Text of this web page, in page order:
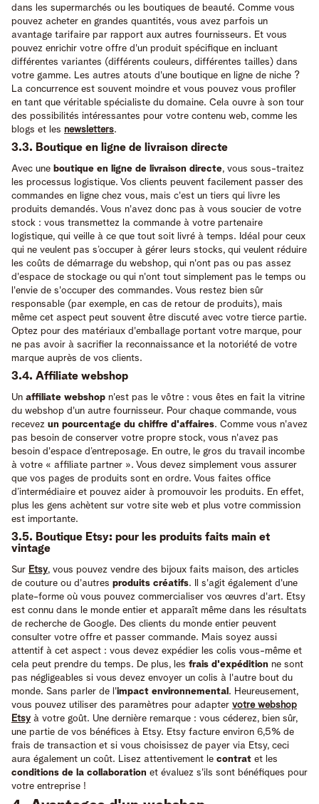
dans les supermarchés ou les boutiques de beauté. Comme vous
pouvez acheter en grandes quantités, vous avez parfois un
avantage tarifaire par rapport aux autres fournisseurs. Et vous
pouvez enrichir votre offre d'un produit spécifique en incluant
différentes variantes (différents couleurs, différentes tailles) dans
votre gamme. Les autres atouts d'une boutique en ligne de niche ?
La concurrence est souvent moindre et vous pouvez vous profiler
en tant que véritable spécialiste du domaine. Cela ouvre à son tour
des possibilités intéressantes pour votre contenu web, comme les
blogs et les newsletters.
3.3. Boutique en ligne de livraison directe
Avec une boutique en ligne de livraison directe, vous sous-traitez
les processus logistique. Vos clients peuvent facilement passer des
commandes en ligne chez vous, mais c'est un tiers qui livre les
produits demandés. Vous n'avez donc pas à vous soucier de votre
stock : vous transmettez la commande à votre partenaire
logistique, qui veille à ce que tout soit livré à temps. Idéal pour ceux
qui ne veulent pas s’occuper à gérer leurs stocks, qui veulent réduire
les coûts de démarrage du webshop, qui n'ont pas ou pas assez
d'espace de stockage ou qui n'ont tout simplement pas le temps ou
l'envie de s'occuper des commandes. Vous restez bien sûr
responsable (par exemple, en cas de retour de produits), mais
même cet aspect peut souvent être discuté avec votre tierce partie.
Optez pour des matériaux d'emballage portant votre marque, pour
ne pas avoir à sacrifier la reconnaissance et la notoriété de votre
marque auprès de vos clients.
3.4. Affiliate webshop
Un affiliate webshop n'est pas le vôtre : vous êtes en fait la vitrine
du webshop d'un autre fournisseur. Pour chaque commande, vous
recevez un pourcentage du chiffre d'affaires. Comme vous n'avez
pas besoin de conserver votre propre stock, vous n'avez pas
besoin d'espace d’entreposage. En outre, le gros du travail incombe
à votre « affiliate partner ». Vous devez simplement vous assurer
que vos pages de produits sont en ordre. Vous faites office
d’intermédiaire et pouvez aider à promouvoir les produits. En effet,
plus les gens achètent sur votre site web et plus votre commission
est importante.
3.5. Boutique Etsy: pour les produits faits main et
vintage
Sur Etsy, vous pouvez vendre des bijoux faits maison, des articles
de couture ou d'autres produits créatifs. Il s'agit également d'une
plate-forme où vous pouvez commercialiser vos œuvres d'art. Etsy
est connu dans le monde entier et apparaît même dans les résultats
de recherche de Google. Des clients du monde entier peuvent
consulter votre offre et passer commande. Mais soyez aussi
attentif à cet aspect : vous devez expédier les colis vous-même et
cela peut prendre du temps. De plus, les frais d'expédition ne sont
pas négligeables si vous devez envoyer un colis à l'autre bout du
monde. Sans parler de l'impact environnemental . Heureusement,
vous pouvez utiliser des paramètres pour adapter votre webshop
Etsy à votre goût. Une dernière remarque : vous céderez, bien sûr,
une partie de vos bénéfices à Etsy. Etsy facture environ 6,5% de
frais de transaction et si vous choisissez de payer via Etsy, ceci
aura également un coût. Lisez attentivement le contrat et les
conditions de la collaboration et évaluez s'ils sont bénéfiques pour
votre entreprise !